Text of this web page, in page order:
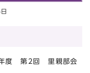
度 第2回 里親部会